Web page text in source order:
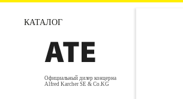
Официальный дилер концерна
Alfred Karcher SE & Co.KG
КАТАЛОГ